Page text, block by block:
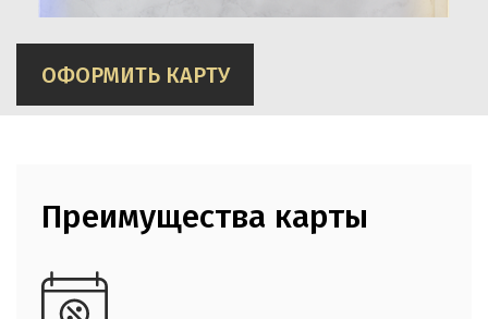
ОФОРМИТЬ КАРТУ
Преимущества карты